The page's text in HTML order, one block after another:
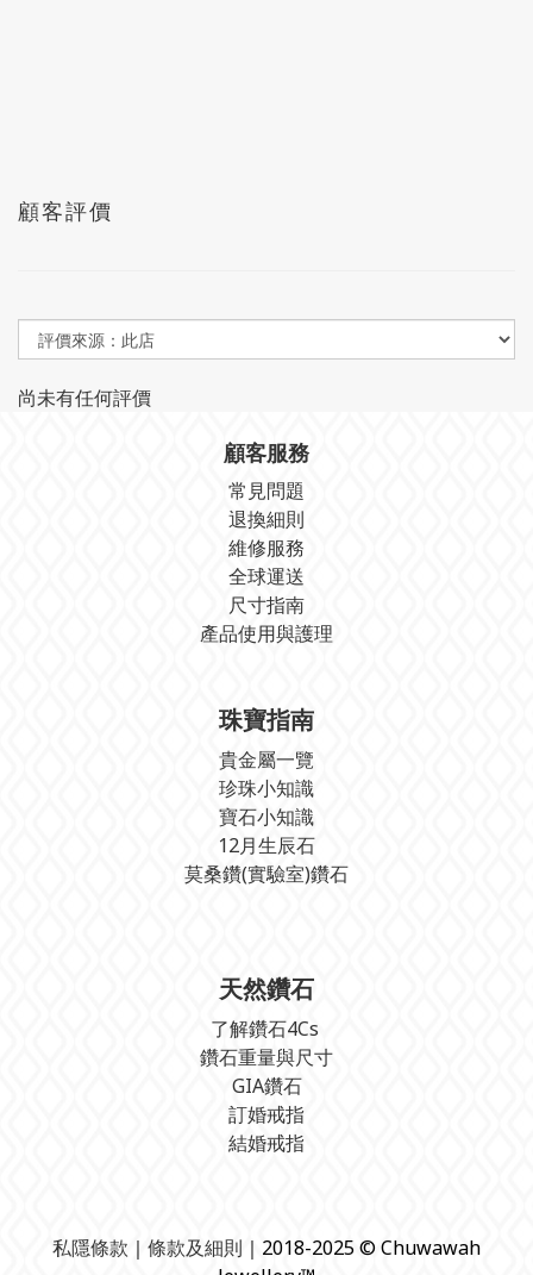
顧客評價
尚未有任何評價
顧客服務
常見問題
退換細則
維修服務
全球運送
尺寸指南
產品使用與護理
珠寶指南
貴金屬一覽
珍珠小知識
寶石小知識
12月生辰石
莫桑鑽(實驗室)鑽石
天然鑽石
了解鑽石4Cs
鑽石重量與尺寸
GIA鑽石
訂婚戒指
結婚戒指
私隱條款 ｜ 條款及細則 ｜2018-2025 © Chuwawah